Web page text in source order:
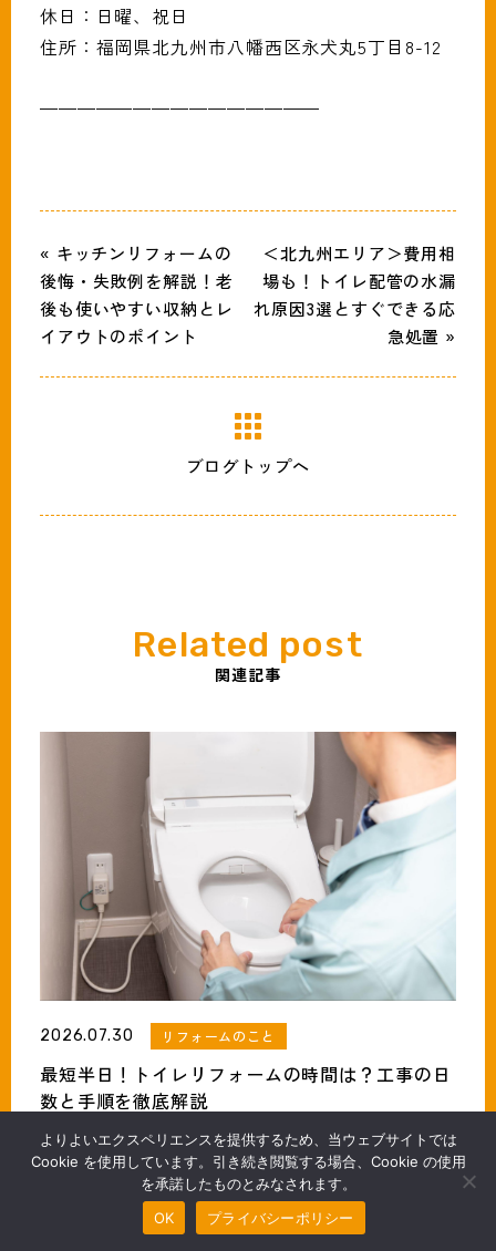
無料見積・お問合わせ
休日：日曜、祝日
住所：福岡県北九州市八幡西区永犬丸5丁目8-12
———————————————
« キッチンリフォームの
後悔・失敗例を解説！老
後も使いやすい収納とレ
イアウトのポイント
＜北九州エリア＞費用相
場も！トイレ配管の水漏
れ原因3選とすぐできる応
急処置 »
ブログトップへ
関連記事
2026.07.30 リフォームのこと
最短半日！トイレリフォームの時間は？工事の日
数と手順を徹底解説
よりよいエクスペリエンスを提供するため、当ウェブサイトでは
Cookie を使用しています。引き続き閲覧する場合、Cookie の使用
を承諾したものとみなされます。
OK
プライバシーポリシー